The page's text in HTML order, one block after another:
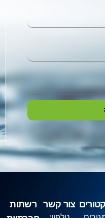
צור קשר
רשתות